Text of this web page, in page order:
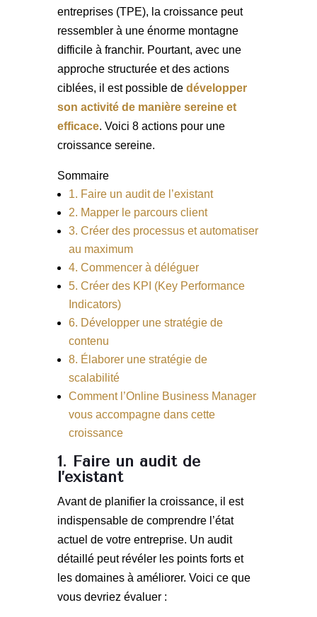
entreprises (TPE), la croissance peut
ressembler à une énorme montagne
difficile à franchir. Pourtant, avec une
approche structurée et des actions
ciblées, il est possible de développer
son activité de manière sereine et
efficace. Voici 8 actions pour une
croissance sereine.
Sommaire
1. Faire un audit de l’existant
2. Mapper le parcours client
3. Créer des processus et automatiser
au maximum
4. Commencer à déléguer
5. Créer des KPI (Key Performance
Indicators)
6. Développer une stratégie de
contenu
8. Élaborer une stratégie de
scalabilité
Comment l’Online Business Manager
vous accompagne dans cette
croissance
1. Faire un audit de
l’existant
Avant de planifier la croissance, il est
indispensable de comprendre l’état
actuel de votre entreprise. Un audit
détaillé peut révéler les points forts et
les domaines à améliorer. Voici ce que
vous devriez évaluer :